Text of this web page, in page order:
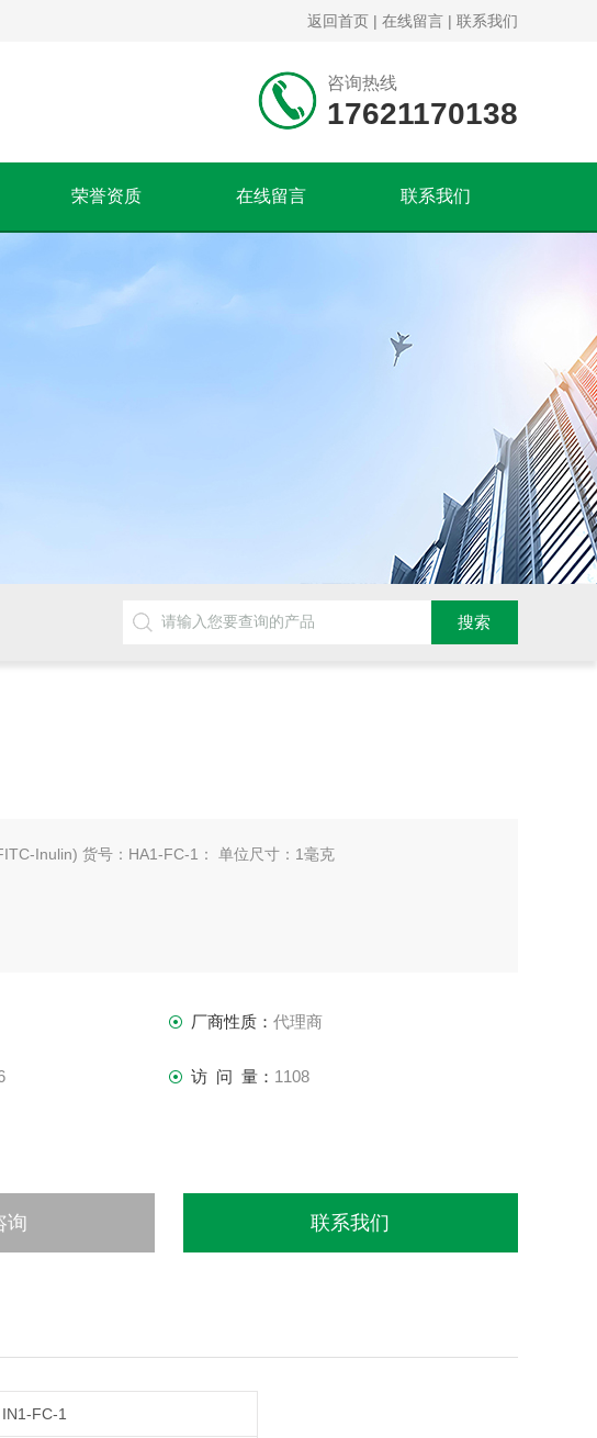
返回首页 | 在线留言 | 联系我们
咨询热线
17621170138
荣誉资质 在线留言 联系我们
Inulin) 货号：HA1-FC-1： 单位尺寸：1毫克
厂商性质： 代理商
访 问 量： 1108
询 联系我们
IN1-FC-1